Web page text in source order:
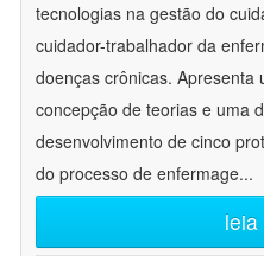
tecnologias na gestão do
cuidador-trabalhador da
doenças crônicas.
concepção de teorias e uma
desenvolvimento de cinco
do processo de enfermage...
leia